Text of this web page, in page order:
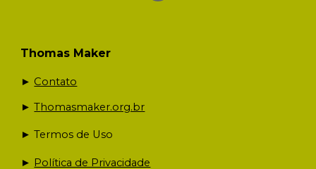
Thomas Maker
► Contato
►Thomasmaker.org.br
► Termos de Uso
► Política de Privacidade